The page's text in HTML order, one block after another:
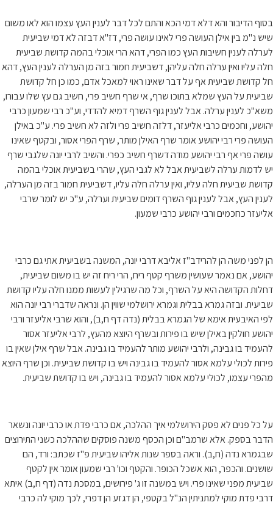
בסוף הדיבור והא דלא דמי הכא והתם לכל דבר לענין העץ עצמו הוא לאו משום
שיש נ"מ בין אילן העושה פרי לאינו עושה פרי, דז"א דבזה לא דמי שביעית
לערלה לענין חשיבות העץ כמו הפרי, דהא הרי אוכלי בהמה קדושת שביעית
חלה עליו ואין ערלה חלה עליהן, דשביעית חמור בזה מן הערלה לענין העץ, דהא
חל קדושת שביעית אף על דבר שאינו ראוי למאכל אדם, כמו כן חל קדושת
שביעית על העץ שמלא בתוכו שרף, אי שרף חשיב פרי, חשיב גם עץ שלו עבורו,
משא"כ לענין ערלה. אבל לענין גוף השרף דמיא להדדי, וע"כ רבי שמעון כרבי
יהושע, וחכמים כרבי אליעזר, דלזה חשיב פרי ולזה לא חשיב פרי. ע"כ באילן
העושה פרי רבי יהושע אומר שרף האילן מותר, שרף הפרי אסור, ובקטף שאינו
עושה פרי אף רבי יהושע מודה דשרף חשיב כפרי. והשיב לרבי יונה שלגבי שרף
יש לדמות ערלה לשביעית אבל לא לגבי העץ, שהרי בשביעית אוכלי בהמה
קדושת שביעית חלה עליו, ואין ערלה חלה עליו, דשביעית חמור בזה מן הערלה,
לענין העץ, אבל לענין גוף השרף דומים שביעית וערלה, ע"כ יש לומר שרבי
אליעזר כחכמים ורבי יהושע כרבי שמעון.
הן לפני משה הן להרידב"ז אליבא דרבי יונה, המשנה בשביעית אתי גם כרבי
יהושע, אם נאמר שעושין משרף קטף ריח, הרי ריח זה יש בו משום שביעית,
דחלות הקדושה היא על השרף, וכל מה שרגילין לעשות ממנו חלה עליו קדושת
שביעית. ובזה גמרא בבלית וגמרא ירושלמי שווין הן. ונראה שדברי רבי יונה הוא
לפי האיבעית אימא של הגמרא בבלית (נדה דף ח,ב), והוא שרבי אליעזר ורבי
יהושע חולקין באילן שיש בו פירות ובשרף היוצא מהעץ, לרבי אליעזר אסור
להעמיד בו גבינה, ולרבי יהושע מותר להעמיד בו גבינה. אבל שרף אילן שאין בו
פירות לכולי עלמא אסור להעמיד בו גבינה ויש בו קדושת שביעית. וכן שרף היוצא
מהפרי עצמו, לכולי עלמא אסור להעמיד בו גבינה, ויש בו קדושת שביעית.
על כל פנים לא פסק הירושלמי איך ההלכה, אם כרבי פדת או כרבי יונה ונשאר
הדבר בספק. אלא שרמב"ם וכן הכסף משנה פוסקים שההלכה כשני התירוצים
שבגמרא נדה (ח,ב). וראה בספר שנות אליהו שביעית פ"ז שכתב: ורד, הם
שושנים. והכפר, הוא אשכל הכופר. והקטף וכו' רבי שמעון אומר אין לקטף
שביעית מפני שאינו פרי. ויש במשנה זו ג' פירושים, במסכת נדה (דף ח,ב) איתא
דרבי פדת מוקי למתניתין הנ"ל בקטפי, הן דגזע הן דפרי, לכך מוקי לה כרבי